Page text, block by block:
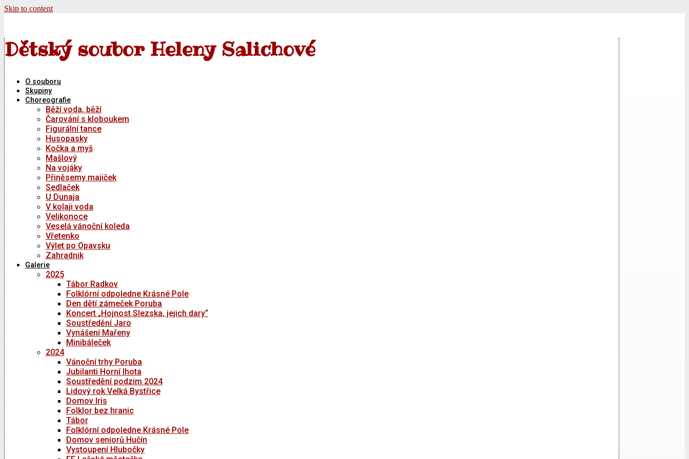
Skip to content
Dětský soubor Heleny Salichové
O souboru
Skupiny
Choreografie
Běží voda, běží
Čarování s kloboukem
Figurální tance
Husopasky
Kočka a myš
Mašlový
Na vojáky
Přiněsemy majiček
Sedlaček
U Dunaja
V kolaji voda
Velikonoce
Veselá vánoční koleda
Vřetenko
Výlet po Opavsku
Zahradnik
Galerie
2025
Tábor Radkov
Folklórní odpoledne Krásné Pole
Den dětí zámeček Poruba
Koncert „Hojnost Slezska, jejich dary“
Soustředění Jaro
Vynášení Mařeny
Minibáleček
2024
Vánoční trhy Poruba
Jubilanti Horní lhota
Soustředění podzim 2024
Lidový rok Velká Bystřice
Domov Iris
Folklor bez hranic
Tábor
Folklórní odpoledne Krásné Pole
Domov seniorů Hučín
Vystoupení Hlubočky